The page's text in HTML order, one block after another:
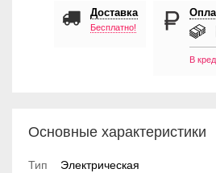
Доставка
Бесплатно!
В
Основные характеристики
Тип
Электрическая